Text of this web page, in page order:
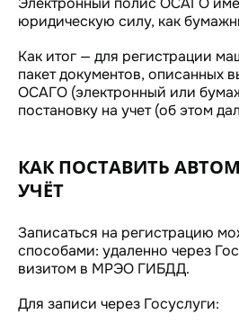
юридическую силу, как
Как итог — для регистрации
пакет документов, описанных
ОСАГО (электронный или
постановку на учет (об этом
КАК ПОСТАВИТЬ
УЧЁТ
Записаться на регистрацию
способами: удаленно через
визитом в МРЭО ГИБДД.
Для записи через Госуслуги: